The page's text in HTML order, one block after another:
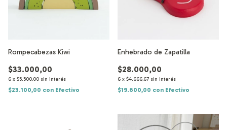
Rompecabezas Kiwi
$33.000,00
6 x $5.500,00 sin interés
$23.100,00 con Efectivo
Enhebrado de Zapatilla
$28.000,00
6 x $4.666,67 sin interés
$19.600,00 con Efectivo